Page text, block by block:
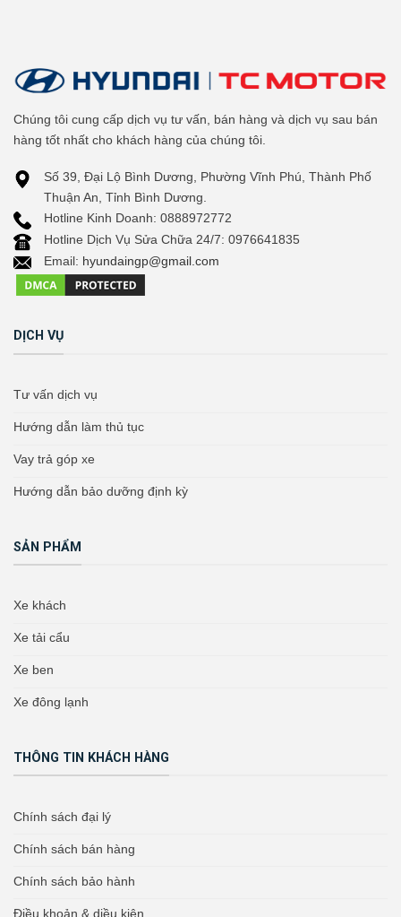
Chúng tôi cung cấp dịch vụ tư vấn, bán hàng và dịch vụ sau bán
hàng tốt nhất cho khách hàng của chúng tôi.
Số 39, Đại Lộ Bình Dương, Phường Vĩnh Phú, Thành Phố
Thuận An, Tỉnh Bình Dương.
Hotline Kinh Doanh: 0888972772
Hotline Dịch Vụ Sửa Chữa 24/7: 0976641835
Email: hyundaingp@gmail.com
DỊCH VỤ
Tư vấn dịch vụ
Hướng dẫn làm thủ tục
Vay trả góp xe
Hướng dẫn bảo dưỡng định kỳ
SẢN PHẨM
Xe khách
Xe tải cẩu
Xe ben
Xe đông lạnh
THÔNG TIN KHÁCH HÀNG
Chính sách đại lý
Chính sách bán hàng
Chính sách bảo hành
Điều khoản & diều kiện